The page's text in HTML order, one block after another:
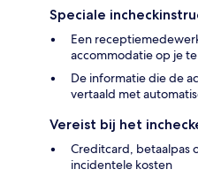
Speciale
Een
accommodatie op je
De informatie die de
vertaald met
Vereist bij het
Creditcard, betaalpas
incidentele kosten